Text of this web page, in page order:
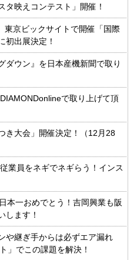
タ映えコンテスト」開催！
東京ビックサイトで開催「国際
初出展決定！
ダウン』を日本産機新聞で取り
で取り上げて頂
き大会」開催決定！（12月28
業員をネギでネギらう！インス
本一おめでとう！吉岡興業も阪
します！
や継ぎ手からは必ずエア漏れ
」でこの課題を解決！